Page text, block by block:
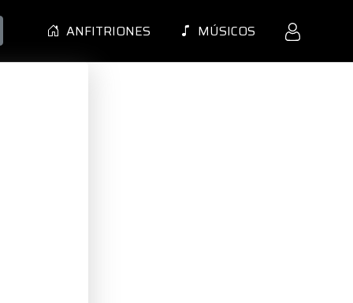
ANFITRIONES MÚSICOS